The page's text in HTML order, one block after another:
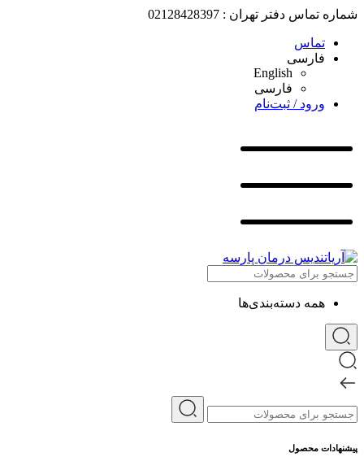
شماره تماس دفتر تهران : 02128428397
تماس
فارسی
English
فارسی
ورود / ثبت‌نام
همه دسته‌بندی‌ها
پیشنهادات محصول